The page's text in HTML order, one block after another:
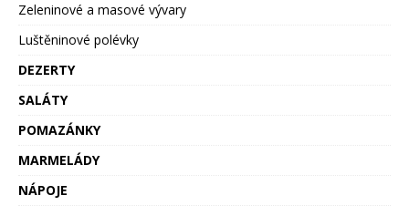
Zeleninové a masové vývary
Luštěninové polévky
DEZERTY
SALÁTY
POMAZÁNKY
MARMELÁDY
NÁPOJE